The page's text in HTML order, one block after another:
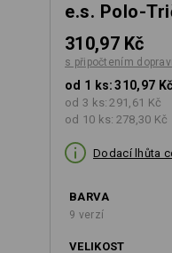
e.s. Polo-
310,97 Kč
s připočtením
od 1 ks: 310,97 Kč
od 3 ks: 291,61 Kč
od 10 ks: 278,30 Kč
Dodací lhůta
BARVA
9 verzí
VELIKOST